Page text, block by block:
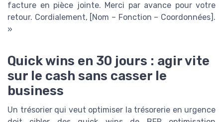
facture en pièce jointe. Merci par avance pour votre
retour. Cordialement, [Nom – Fonction – Coordonnées].
»
Quick wins en 30 jours : agir vite
sur le cash sans casser le
business
Un trésorier qui veut optimiser la trésorerie en urgence